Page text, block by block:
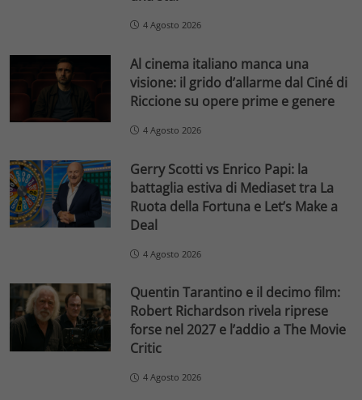
4 Agosto 2026
Al cinema italiano manca una
visione: il grido d’allarme dal Ciné di
Riccione su opere prime e genere
4 Agosto 2026
Gerry Scotti vs Enrico Papi: la
battaglia estiva di Mediaset tra La
Ruota della Fortuna e Let’s Make a
Deal
4 Agosto 2026
Quentin Tarantino e il decimo film:
Robert Richardson rivela riprese
forse nel 2027 e l’addio a The Movie
Critic
4 Agosto 2026